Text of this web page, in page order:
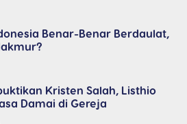
Benar-Benar Berdaulat,
Kristen Salah, Listhio
Damai di Gereja